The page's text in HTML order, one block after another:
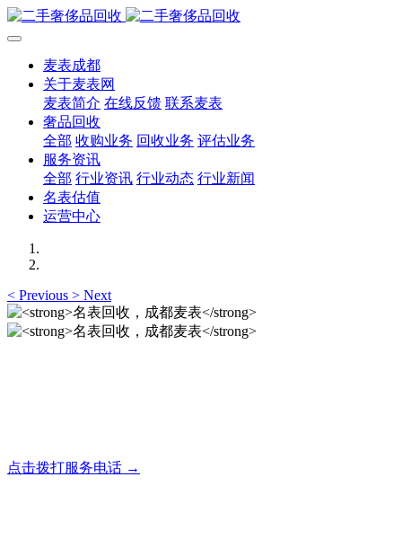
麦表成都
关于麦表网
麦表简介 在线反馈 联系麦表
奢品回收
全部 收购业务 回收业务 评估业务
服务资讯
全部 行业资讯 行业动态 行业新闻
名表估值
运营中心
< Previous > Next
点击拨打服务电话 →